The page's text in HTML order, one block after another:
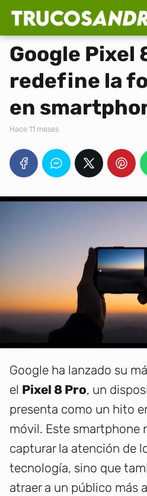
Google Pixel
redefine la
en
hace 11 meses
Google ha lanzado su
el Pixel 8 Pro, un
presenta como un hito
móvil. Este smartphone
capturar la atención de
tecnología, sino que
atraer a un público más